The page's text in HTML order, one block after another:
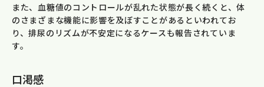
また、血糖値のコントロールが乱れた状態が長く続くと、体
のさまざまな機能に影響を及ぼすことがあるといわれてお
り、排尿のリズムが不安定になるケースも報告されていま
す。
口渇感